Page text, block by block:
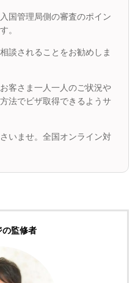
国管理局側の審査のポイン
。
談されることをお勧めしま
客さま一人一人のご状況や
法でビザ取得できるようサ
いませ。全国オンライン対
の監修者